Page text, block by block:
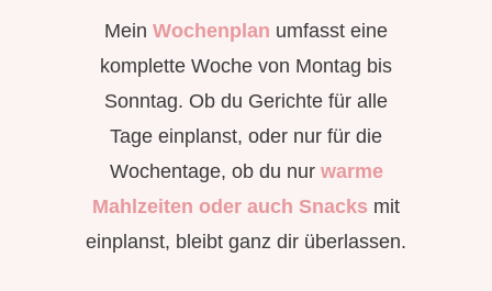
Mein Wochenplan umfasst eine
komplette Woche von Montag bis
Sonntag. Ob du Gerichte für alle
Tage einplanst, oder nur für die
Wochentage, ob du nur warme
Mahlzeiten oder auch Snacks mit
einplanst, bleibt ganz dir überlassen.